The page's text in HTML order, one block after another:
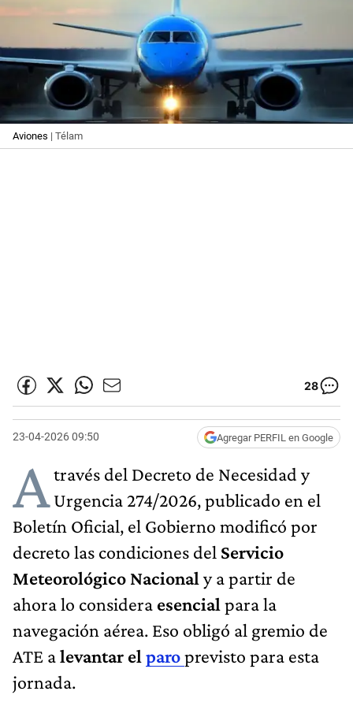
Aviones | Télam
28
23-04-2026 09:50 Agregar PERFIL en Google
Através del Decreto de Necesidad y
Urgencia 274/2026, publicado en el
Boletín Oficial, el Gobierno modificó por
decreto las condiciones del Servicio
Meteorológico Nacional y a partir de
ahora lo considera esencial para la
navegación aérea. Eso obligó al gremio de
ATE alevantar el paroprevisto para esta
jornada.